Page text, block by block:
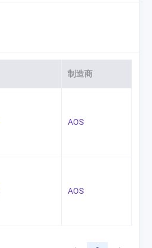
制造商
AOS
AOS